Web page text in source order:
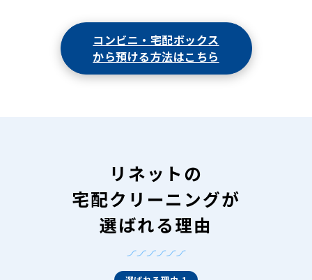
コンビニ・宅配ボックス
から預ける方法はこちら
リネットの
宅配クリーニングが
選ばれる理由